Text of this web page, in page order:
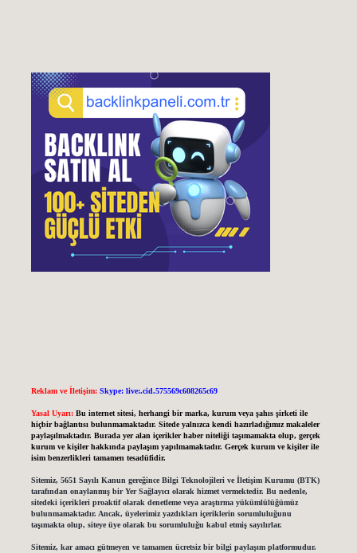
Reklam ve İletişim: Skype: live:.cid.575569c608265c69
Yasal Uyarı: Bu internet sitesi, herhangi bir marka, kurum veya şahıs şirketi ile
hiçbir bağlantısı bulunmamaktadır. Sitede yalnızca kendi hazırladığımız makaleler
paylaşılmaktadır. Burada yer alan içerikler haber niteliği taşımamakta olup, gerçek
kurum ve kişiler hakkında paylaşım yapılmamaktadır. Gerçek kurum ve kişiler ile
isim benzerlikleri tamamen tesadüfidir.
Sitemiz, 5651 Sayılı Kanun gereğince Bilgi Teknolojileri ve İletişim Kurumu (BTK)
tarafından onaylanmış bir Yer Sağlayıcı olarak hizmet vermektedir. Bu nedenle,
sitedeki içerikleri proaktif olarak denetleme veya araştırma yükümlülüğümüz
bulunmamaktadır. Ancak, üyelerimiz yazdıkları içeriklerin sorumluluğunu
taşımakta olup, siteye üye olarak bu sorumluluğu kabul etmiş sayılırlar.
Sitemiz, kar amacı gütmeyen ve tamamen ücretsiz bir bilgi paylaşım platformudur.